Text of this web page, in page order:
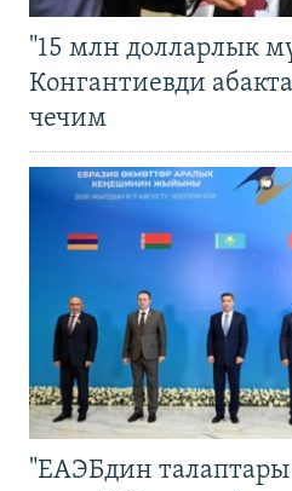
"15 млн долларлык
Конгантиевди
чечим
"ЕАЭБдин талаптары